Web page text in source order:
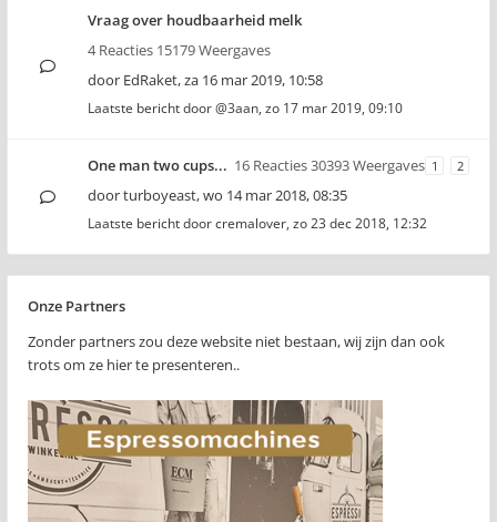
Vraag over houdbaarheid melk
4 Reacties 15179 Weergaves
door EdRaket,za 16 mar 2019, 10:58
Laatste bericht door@3aan, zo 17 mar 2019, 09:10
One man two cups... 16 Reacties 30393 Weergaves 1 2
doorturboyeast,wo 14 mar 2018, 08:35
Laatste bericht doorcremalover, zo 23 dec 2018, 12:32
Onze Partners
Zonder partners zou deze website niet bestaan, wij zijn dan ook
trots om ze hier te presenteren..